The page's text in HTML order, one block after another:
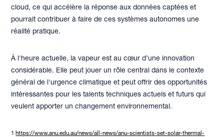
cloud, ce qui accélère la réponse aux données captées et
pourrait contribuer à faire de ces systèmes autonomes une
réalité pratique.
À l'heure actuelle, la vapeur est au cœur d’une innovation
considérable. Elle peut jouer un rôle central dans le contexte
général de l'urgence climatique et peut offrir des opportunités
intéressantes pour les talents techniques actuels et futurs qui
veulent apporter un changement environnemental.
1 https://www.anu.edu.au/news/all-news/anu-scientists-set-solar-thermal-